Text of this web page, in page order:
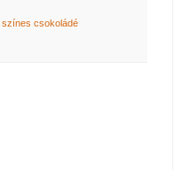
színes csokoládé